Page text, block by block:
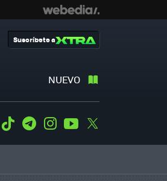
NUEVO
Suscríbete a
WhatsApp
Tiktok TelegramInstagramYoutube